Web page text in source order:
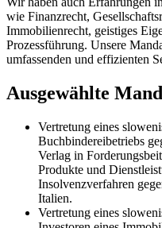
wie Finanzrecht,
Immobilienrecht, geistiges
Prozessführung. Unsere
umfassenden und effizienten
Ausgewählte
Vertretung eines
Buchbindereibetriebs
Verlag in
Produkte und
Insolvenzverfahren
Italien.
Vertretung eines